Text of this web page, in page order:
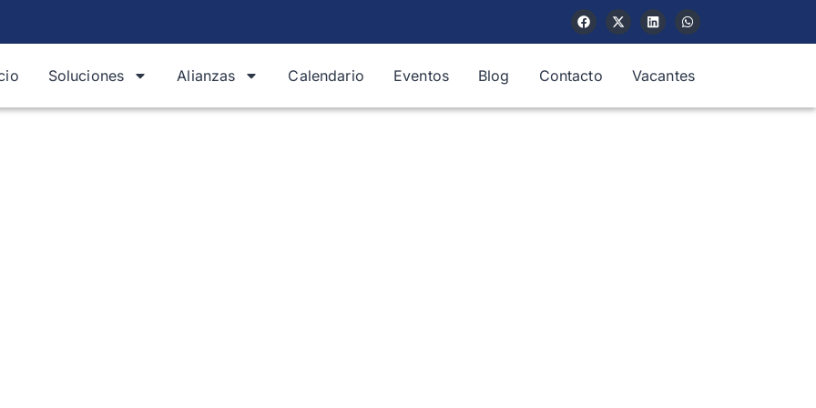
Soluciones Alianzas Calendario Eventos Blog Contacto Vacantes